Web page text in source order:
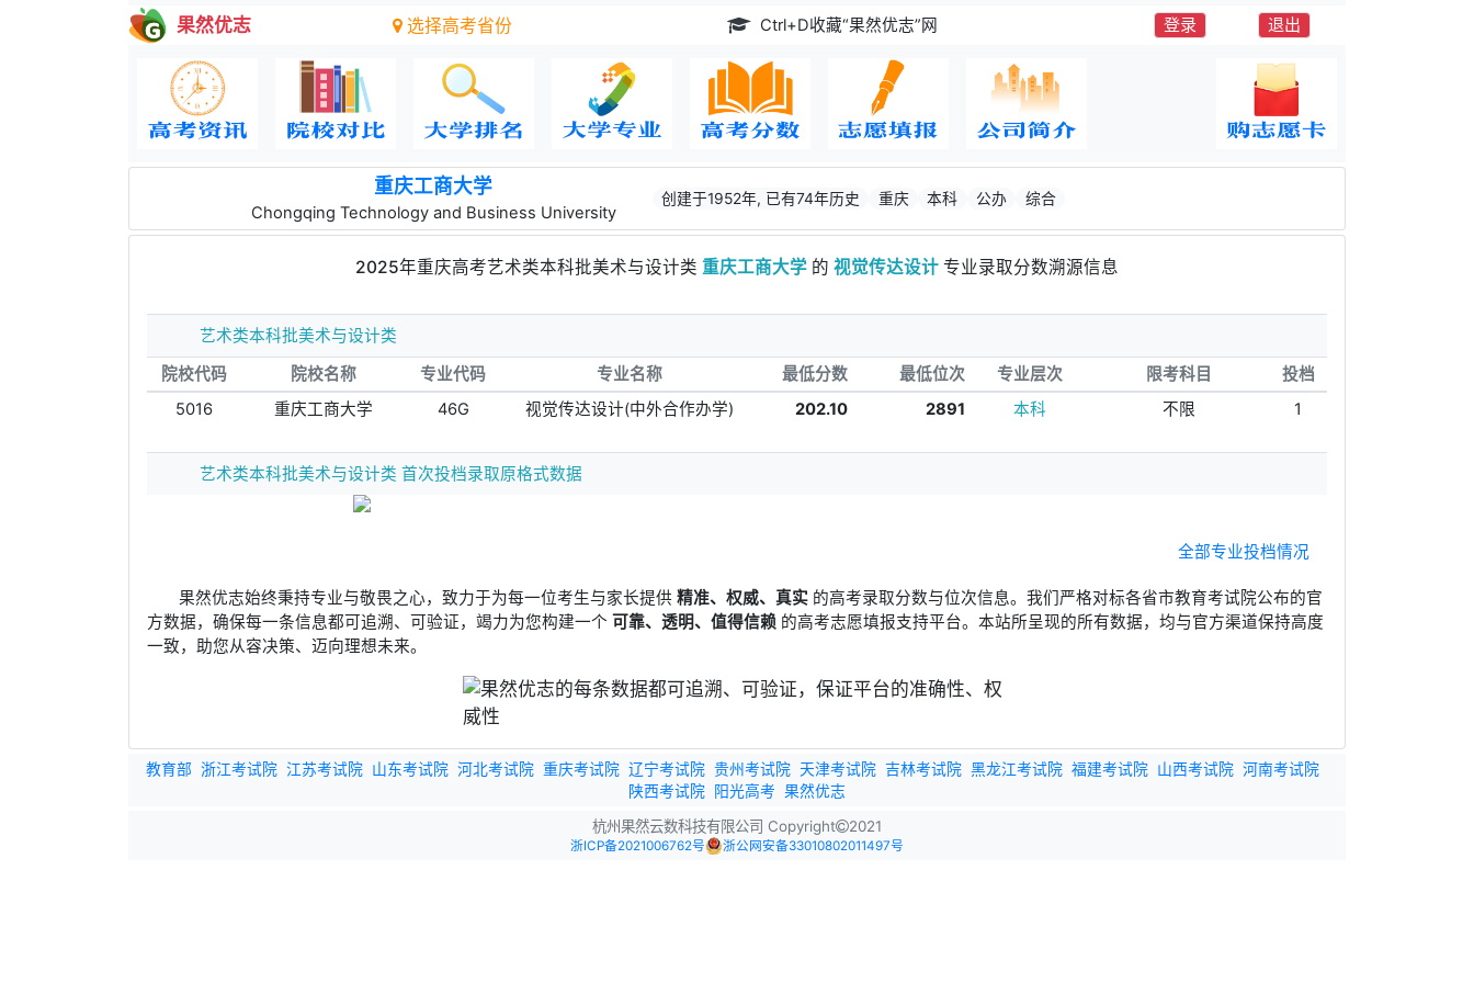
果然优志 选择高考省份 Ctrl+D收藏“果然优志”网 登录 退出
重庆工商大学
Chongqing Technology and Business University
创建于1952年, 已有74年历史 重庆 本科 公办 综合
2025年重庆高考艺术类本科批美术与设计类 重庆工商大学 的 视觉传达设计 专业录取分数溯源信息
艺术类本科批美术与设计类
院校代码
院校名称 专业代码 专业名称 最低分数 最低位次 专业层次 限考科目
投档
5016
重庆工商大学 46G 视觉传达设计(中外合作办学) 202.10 2891 本科 不限 1
艺术类本科批美术与设计类 首次投档录取原格式数据
全部专业投档情况
果然优志始终秉持专业与敬畏之心，致力于为每一位考生与家长提供精准、权威、真实 的高考录取分数与位次信息。我们严格对标各省市教育考试院公布的官
方数据，确保每一条信息都可追溯、可验证，竭力为您构建一个 可靠、透明、值得信赖 的高考志愿填报支持平台。本站所呈现的所有数据，均与官方渠道保持高度
一致，助您从容决策、迈向理想未来。
教育部 浙江考试院 江苏考试院 山东考试院 河北考试院 重庆考试院 辽宁考试院 贵州考试院 天津考试院 吉林考试院 黑龙江考试院 福建考试院 山西考试院 河南考试院
陕西考试院 阳光高考 果然优志
杭州果然云数科技有限公司 Copyright
2021
浙ICP备2021006762号 浙公网安备33010802011497号